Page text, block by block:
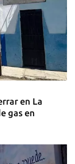
en La
gas en